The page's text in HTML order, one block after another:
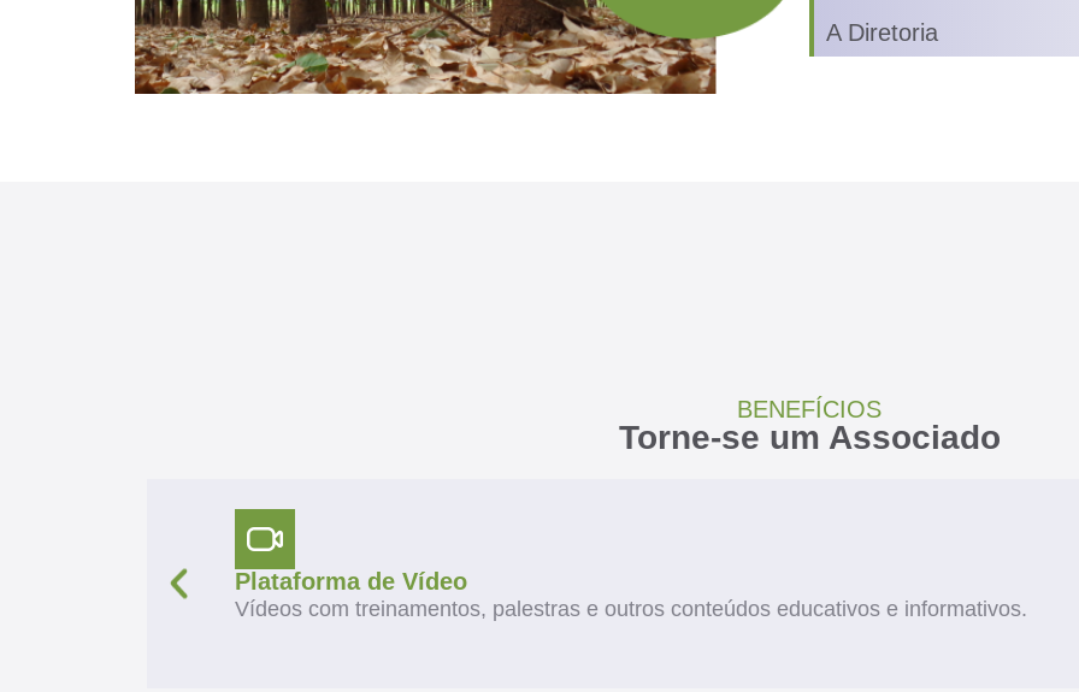
A Diretoria
BENEFÍCIOS
Torne-se um Associado
Plataforma de Vídeo
Vídeos com treinamentos, palestras e outros conteúdos educativos e informativos.